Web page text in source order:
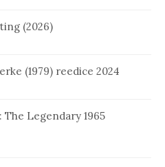
(2026)
(1979) reedice 2024
Legendary 1965